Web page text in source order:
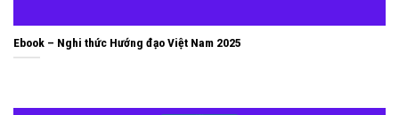
Ebook – Nghi thức Hướng đạo Việt Nam 2025